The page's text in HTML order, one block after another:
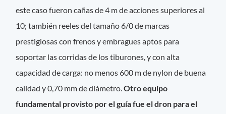
este caso fueron cañas de 4 m de acciones superiores al
10; también reeles del tamaño 6/0 de marcas
prestigiosas con frenos y embragues aptos para
soportar las corridas de los tiburones, y con alta
capacidad de carga: no menos 600 m de nylon de buena
calidad y 0,70 mm de diámetro.Otro equipo
fundamental provisto por el guía fue el dron para el